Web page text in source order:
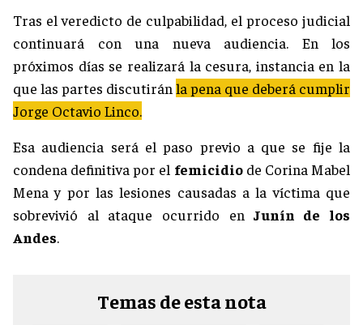
Tras el veredicto de culpabilidad, el proceso judicial
continuará con una nueva audiencia. En los
próximos días se realizará la cesura, instancia en la
que las partes discutirán la pena que deberá cumplir
Jorge Octavio Linco.
Esa audiencia será el paso previo a que se fije la
condena definitiva por el femicidiode Corina Mabel
Mena y por las lesiones causadas a la víctima que
sobrevivió al ataque ocurrido en Junín de los
Andes.
Temas de esta nota